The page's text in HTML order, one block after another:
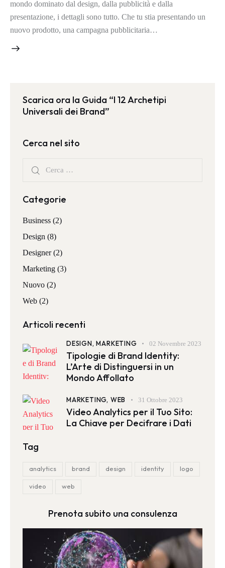
mondo dominato dal design, dalla pubblicità e dalla
presentazione, i dettagli sono tutto. Che tu stia presentando un
nuovo prodotto, una campagna pubblicitaria…
Scarica ora la Guida “I 12 Archetipi
Universali dei Brand”
Cerca nel sito
Categorie
Business (2)
Design (8)
Designer(2)
Marketing (3)
Nuovo (2)
Web (2)
Articoli recenti
DESIGN,MARKETING 02 Novembre 2023
Tipologie di Brand Identity:
L’Arte di Distinguersi in un
Mondo Affollato
MARKETING, WEB 31 Ottobre 2023
Video Analytics per il Tuo Sito:
La Chiave per Decifrare i Dati
Tag
analytics brand design identity logo
video web
Prenota subito una consulenza